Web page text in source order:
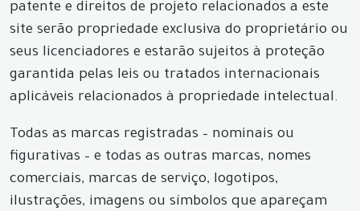
patente e direitos de projeto relacionados a este
site serão propriedade exclusiva do proprietário ou
seus licenciadores e estarão sujeitos à proteção
garantida pelas leis ou tratados internacionais
aplicáveis relacionados à propriedade intelectual.
Todas as marcas registradas – nominais ou
figurativas – e todas as outras marcas, nomes
comerciais, marcas de serviço, logotipos,
ilustrações, imagens ou símbolos que apareçam